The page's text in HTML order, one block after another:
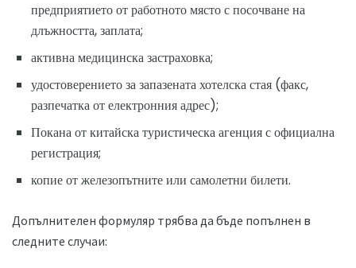
предприятието от работното място с посочване на
длъжността, заплата;
активна медицинска застраховка;
удостоверението за запазената хотелска стая (факс,
разпечатка от електронния адрес);
Покана от китайска туристическа агенция с официална
регистрация;
копие от железопътните или самолетни билети.
Допълнителен формуляр трябва да бъде попълнен в
следните случаи: